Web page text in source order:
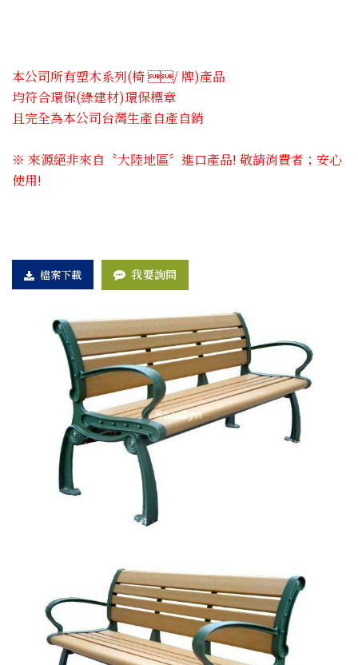
本公司所有塑木系列(椅 ​/ 牌)產品
均符合環保(綠建材)環保標章
且完全為本公司台灣生產自產自銷
※ 來源絕非來自〝大陸地區〞進口產品! 敬請消費者；安心
使用!
檔案下載 我要詢問